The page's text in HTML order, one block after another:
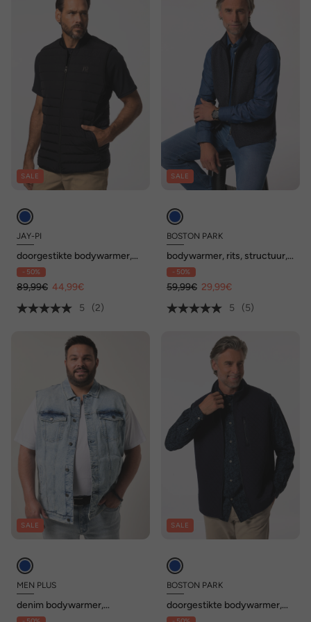
SALE
JAY-PI
doorgestikte bodywarmer,
golf, collegekraag
- 50%
89,99€ 44,99€
5
(2)
SALE
BOSTON PARK
bodywarmer, rits, structuur,
tot 52/72
- 50%
59,99€ 29,99€
5
(5)
SALE
MEN PLUS
denim bodywarmer,
knoopsluiting, tot 8XL
SALE
BOSTON PARK
doorgestikte bodywarmer,
opstaande kraag, tot 52/54 /